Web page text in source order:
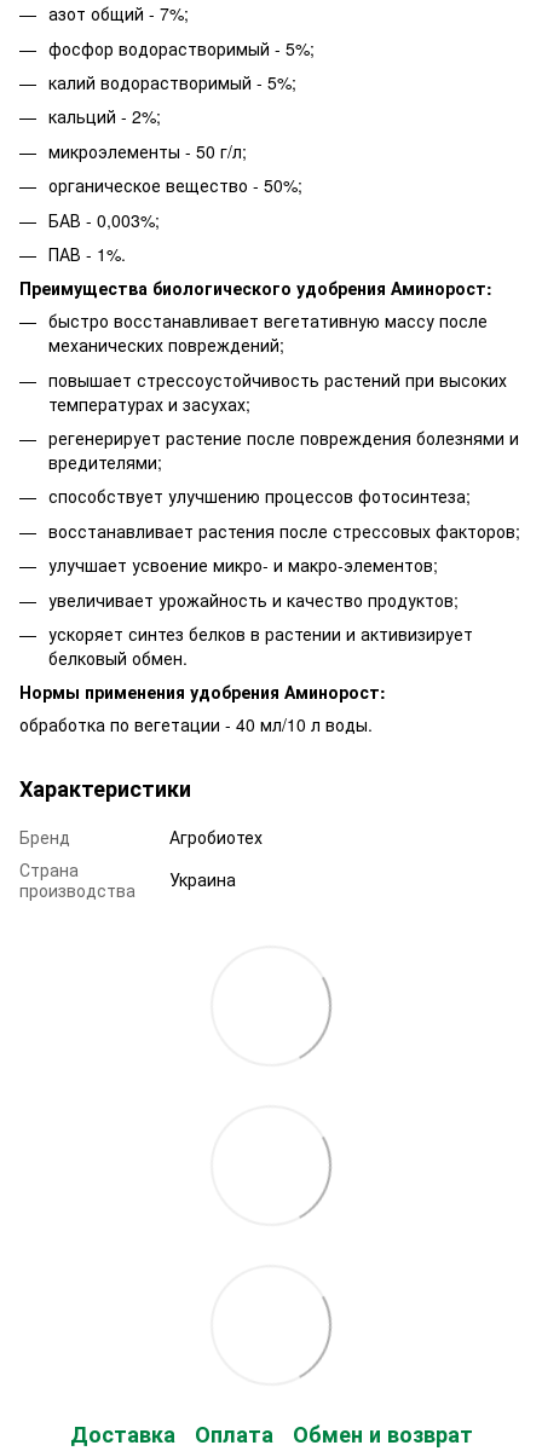
азот общий - 7%;
фосфор водорастворимый - 5%;
калий водорастворимый - 5%;
кальций - 2%;
микроэлементы - 50 г/л;
органическое вещество - 50%;
БАВ - 0,003%;
ПАВ - 1%.
Преимущества биологического удобрения Аминорост:
быстро восстанавливает вегетативную массу после
механических повреждений;
повышает стрессоустойчивость растений при высоких
температурах и засухах;
регенерирует растение после повреждения болезнями и
вредителями;
способствует улучшению процессов фотосинтеза;
восстанавливает растения после стрессовых факторов;
улучшает усвоение микро- и макро-элементов;
увеличивает урожайность и качество продуктов;
ускоряет синтез белков в растении и активизирует
белковый обмен.
Нормы применения удобрения Аминорост:
обработка по вегетации - 40 мл/10 л воды.
Характеристики
Бренд
Агробиотех
Страна
производства
Украина
Доставка Оплата Обмен и возврат